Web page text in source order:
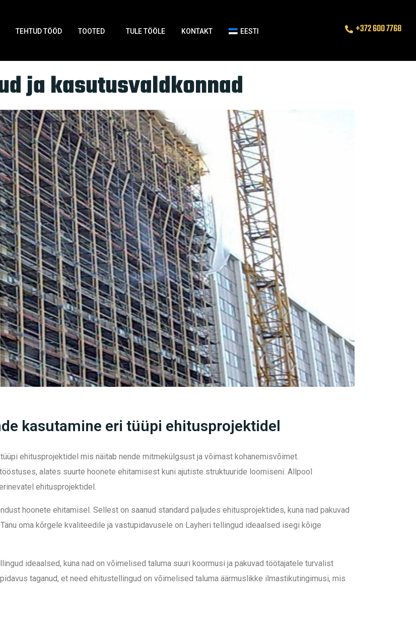
TEHTUD TÖÖD TOOTED TULE TÖÖLE KONTAKT EESTI +372 600 7768
ja kasutusvaldkonnad
kasutamine eri tüüpi ehitusprojektidel
ehitusprojektidel mis näitab nende mitmekülgsust ja võimast kohanemisvõimet.
alates suurte hoonete ehitamisest kuni ajutiste struktuuride loomiseni. Allpool
ehitusprojektidel.
hoonete ehitamisel. Sellest on saanud standard paljudes ehitusprojektides, kuna nad pakuvad
oma kõrgele kvaliteedile ja vastupidavusele on Layheri tellingud ideaalsed isegi kõige
ideaalsed, kuna nad on võimelised taluma suuri koormusi ja pakuvad töötajatele turvalist
taganud, et need ehitustellingud on võimelised taluma äärmuslikke ilmastikutingimusi, mis